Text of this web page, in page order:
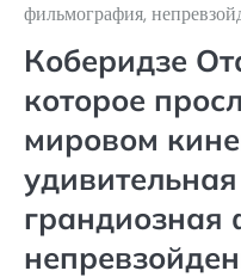
фильмография,
Коберидзе
которое
мировом